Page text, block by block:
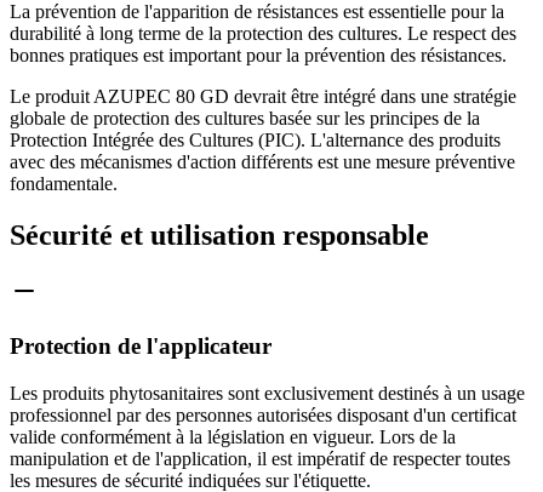
La prévention de l'apparition de résistances est essentielle pour la
durabilité à long terme de la protection des cultures. Le respect des
bonnes pratiques est important pour la prévention des résistances.
Le produit AZUPEC 80 GD devrait être intégré dans une stratégie
globale de protection des cultures basée sur les principes de la
Protection Intégrée des Cultures (PIC). L'alternance des produits
avec des mécanismes d'action différents est une mesure préventive
fondamentale.
Sécurité et utilisation responsable
Protection de l'applicateur
Les produits phytosanitaires sont exclusivement destinés à un usage
professionnel par des personnes autorisées disposant d'un certificat
valide conformément à la législation en vigueur. Lors de la
manipulation et de l'application, il est impératif de respecter toutes
les mesures de sécurité indiquées sur l'étiquette.